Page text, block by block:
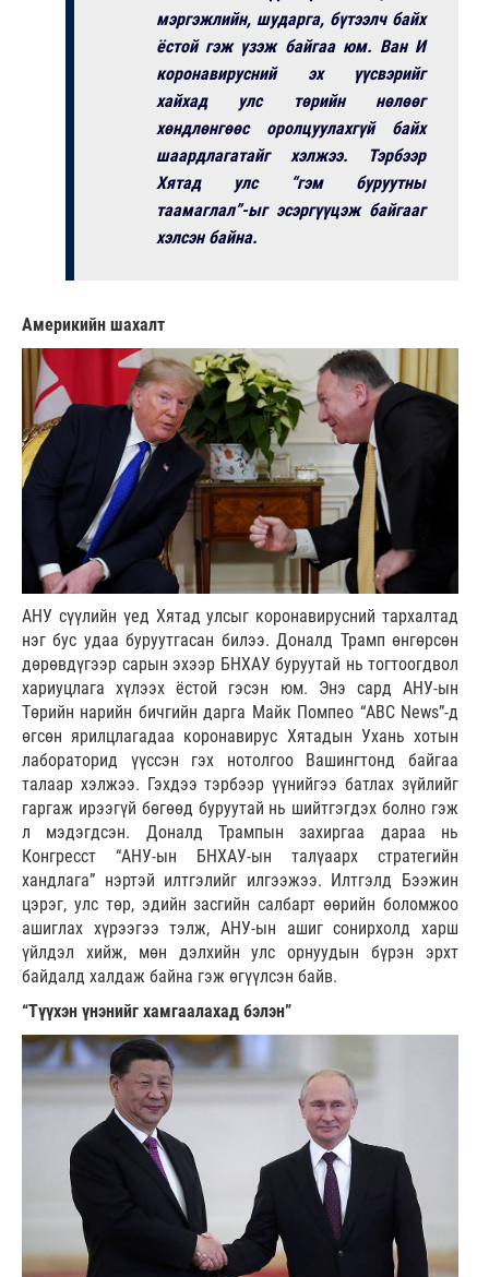
мэргэжлийн, шударга, бүтээлч байх
ёстой гэж үзэж байгаа юм. Ван И
коронавирусний эх үүсвэрийг
хайхад улс төрийн нөлөөг
хөндлөнгөөс оролцуулахгүй байх
шаардлагатайг хэлжээ. Тэрбээр
Хятад улс “гэм буруутны
таамаглал”-ыг эсэргүүцэж байгааг
хэлсэн байна.
Америкийн шахалт
АНУ сүүлийн үед Хятад улсыг коронавирусний тархалтад
нэг бус удаа буруутгасан билээ. Доналд Трамп өнгөрсөн
дөрөвдүгээр сарын эхээр БНХАУ буруутай нь тогтоогдвол
хариуцлага хүлээх ёстой гэсэн юм. Энэ сард АНУ-ын
Төрийн нарийн бичгийн дарга Майк Помпео “ABC News”-д
өгсөн ярилцлагадаа коронавирус Хятадын Ухань хотын
лабораторид үүссэн гэх нотолгоо Вашингтонд байгаа
талаар хэлжээ. Гэхдээ тэрбээр үүнийгээ батлах зүйлийг
гаргаж ирээгүй бөгөөд буруутай нь шийтгэгдэх болно гэж
л мэдэгдсэн. Доналд Трампын захиргаа дараа нь
Конгресст “АНУ-ын БНХАУ-ын талүаарх стратегийн
хандлага” нэртэй илтгэлийг илгээжээ. Илтгэлд Бээжин
цэрэг, улс төр, эдийн засгийн салбарт өөрийн боломжоо
ашиглах хүрээгээ тэлж, АНУ-ын ашиг сонирхолд харш
үйлдэл хийж, мөн дэлхийн улс орнуудын бүрэн эрхт
байдалд халдаж байна гэж өгүүлсэн байв.
“Түүхэн үнэнийг хамгаалахад бэлэн”